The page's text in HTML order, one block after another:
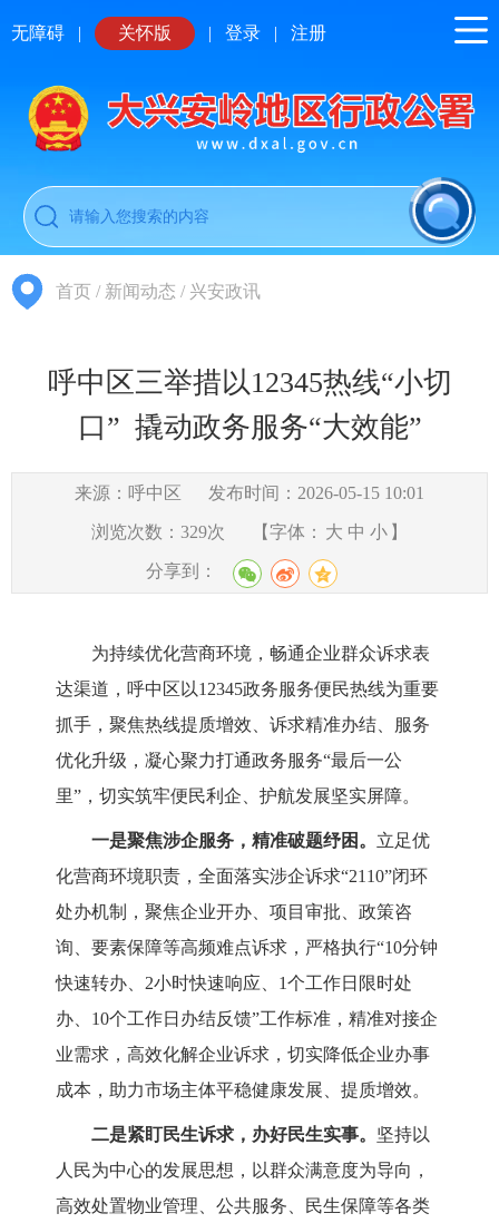
无障碍 | 关怀版 | 登录 | 注册
首页 / 新闻动态 / 兴安政讯
呼中区三举措以12345热线“小切
口” 撬动政务服务“大效能”
来源：呼中区 发布时间：2026-05-15 10:01
浏览次数： 329次 【字体： 大 中 小 】
分享到：
为持续优化营商环境，畅通企业群众诉求表
达渠道， 呼中区 以12345政务服务便民热线为重要
抓手，聚焦热线提质增效、诉求精准办结、服务
优化升级，凝心聚力打通政务服务“最后一公
里”， 切实筑牢便民利企、护航发展坚实屏障。
一是聚焦涉企服务，精准破题纾困。 立足优
化营商环境职责， 全面落实涉企诉求“2110”闭环
处办机制， 聚焦企业开办、项目审批、政策咨
询、要素保障等高频难点诉求， 严格执行“10分钟
快速转办、2小时快速响应、1个工作日限时处
办、10个工作日办结反馈”工作标准，精准对接企
业需求，高效化解企业诉求，切实降低企业办事
成本，助力市场主体平稳健康发展、提质增效。
二是紧盯民生诉求，办好民生实事。 坚持以
人民为中心的发展思想，以群众满意度为导向，
高效处置物业管理 、公共服务、民生保障等各类